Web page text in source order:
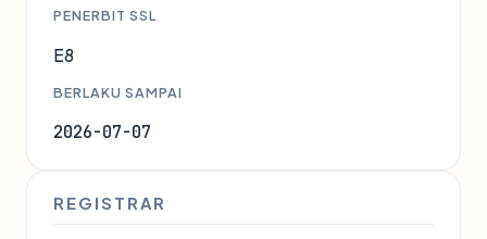
PENERBIT SSL
E8
BERLAKU SAMPAI
2026-07-07
REGISTRAR